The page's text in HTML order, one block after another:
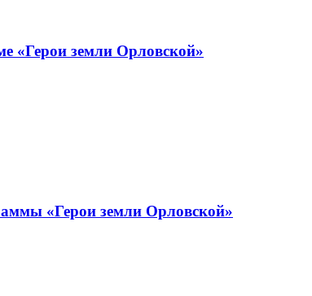
«Герои земли Орловской»
«Герои земли Орловской»